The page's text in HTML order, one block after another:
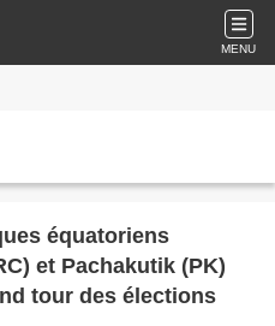
MENU
équatoriens
et Pachakutik (PK)
tour des élections